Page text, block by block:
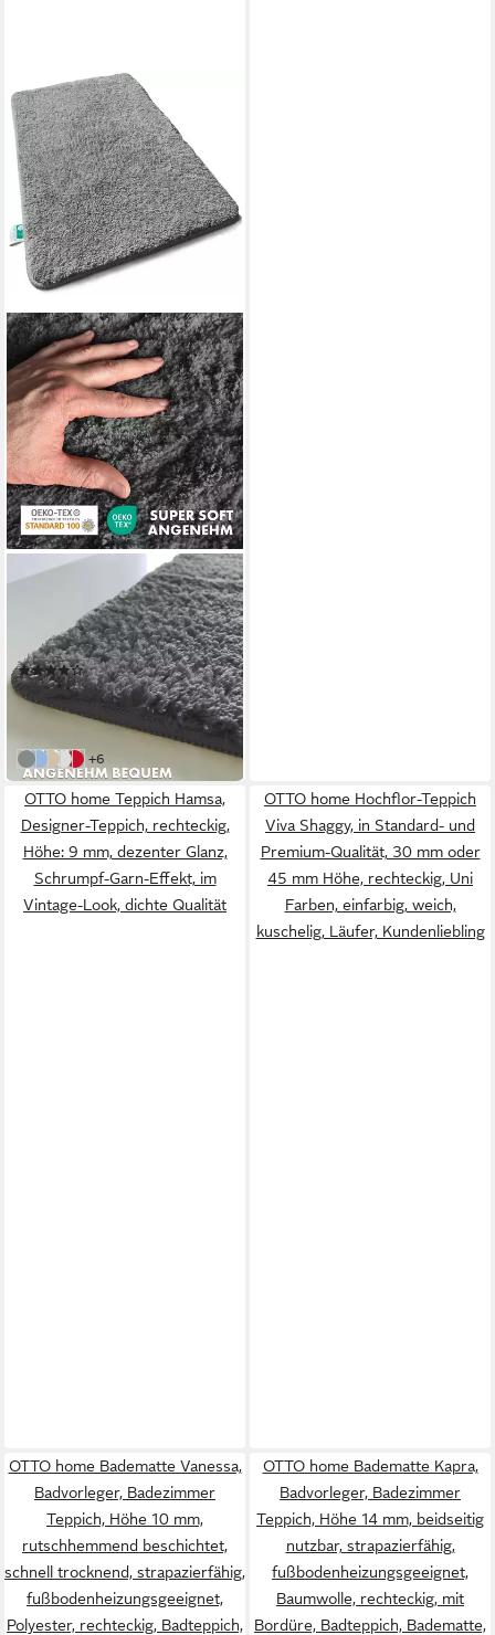
FLOORDIREKT
Badematte Sky Extra weich
& saugstark,
Fußbodenheizung geeignet,
Hochflor
Mehrere Größen
(121)
ab 13,99 € UVP15,99 €
in 4-5 Werktagen bei dir
Dunkelgrau
Hellblau
Beige
Weiß
Beerenrot
weitere Farben:
+6
OTTO home Teppich Hamsa,
Designer-Teppich, rechteckig,
Höhe: 9 mm, dezenter Glanz,
Schrumpf-Garn-Effekt, im
Vintage-Look, dichte Qualität
OTTO home Hochflor-Teppich
Viva Shaggy, in Standard- und
Premium-Qualität, 30 mm oder
45 mm Höhe, rechteckig, Uni
Farben, einfarbig, weich,
kuschelig, Läufer, Kundenliebling
OTTO home Badematte Vanessa,
Badvorleger, Badezimmer
Teppich, Höhe 10 mm,
rutschhemmend beschichtet,
schnell trocknend, strapazierfähig,
fußbodenheizungsgeeignet,
Polyester, rechteckig, Badteppich,
OTTO home Badematte Kapra,
Badvorleger, Badezimmer
Teppich, Höhe 14 mm, beidseitig
nutzbar, strapazierfähig,
fußbodenheizungsgeeignet,
Baumwolle, rechteckig, mit
Bordüre, Badteppich, Badematte,